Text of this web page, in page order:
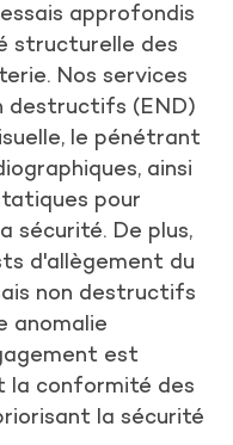
approfondis
structurelle des
Nos services
destructifs (END)
le pénétrant
ainsi
pour
sécurité. De plus,
d'allègement du
non destructifs
anomalie
est
la conformité des
la sécurité